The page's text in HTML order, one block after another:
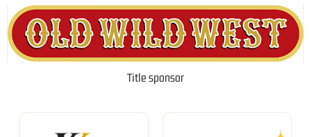
Title sponsor